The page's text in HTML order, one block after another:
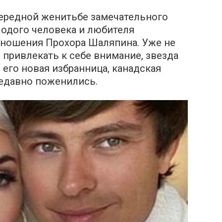
женитьбе замечательного
человека и любителя
Прохора Шаляпина. Уже не
к себе внимание, звезда
новая избранница, канадская
поженились.